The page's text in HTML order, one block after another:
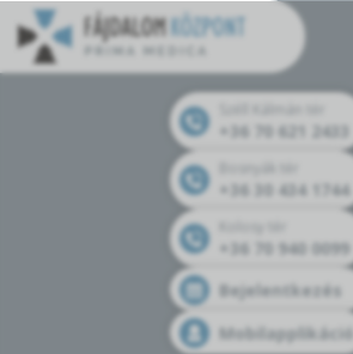
+36 70 621 2433
+36 30 434 1744
+36 70 940 0099
Bejelentkezés
Mobilapplikáció